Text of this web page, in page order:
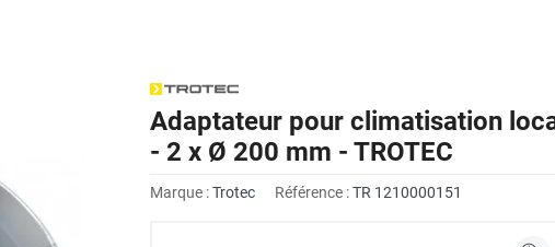
Adaptateur pour climatisation
- 2 x Ø 200 mm - TROTEC
Marque :Trotec Référence :TR 1210000151